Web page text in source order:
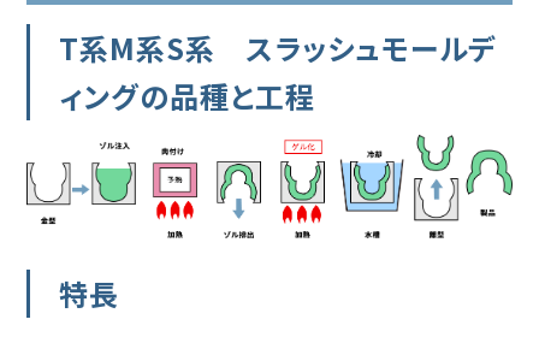
T系M系S系 スラッシュモールデ
ィングの品種と工程
特長